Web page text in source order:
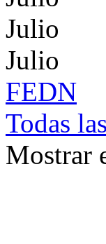
Julio
Julio
FEDN
Todas
Mostrar